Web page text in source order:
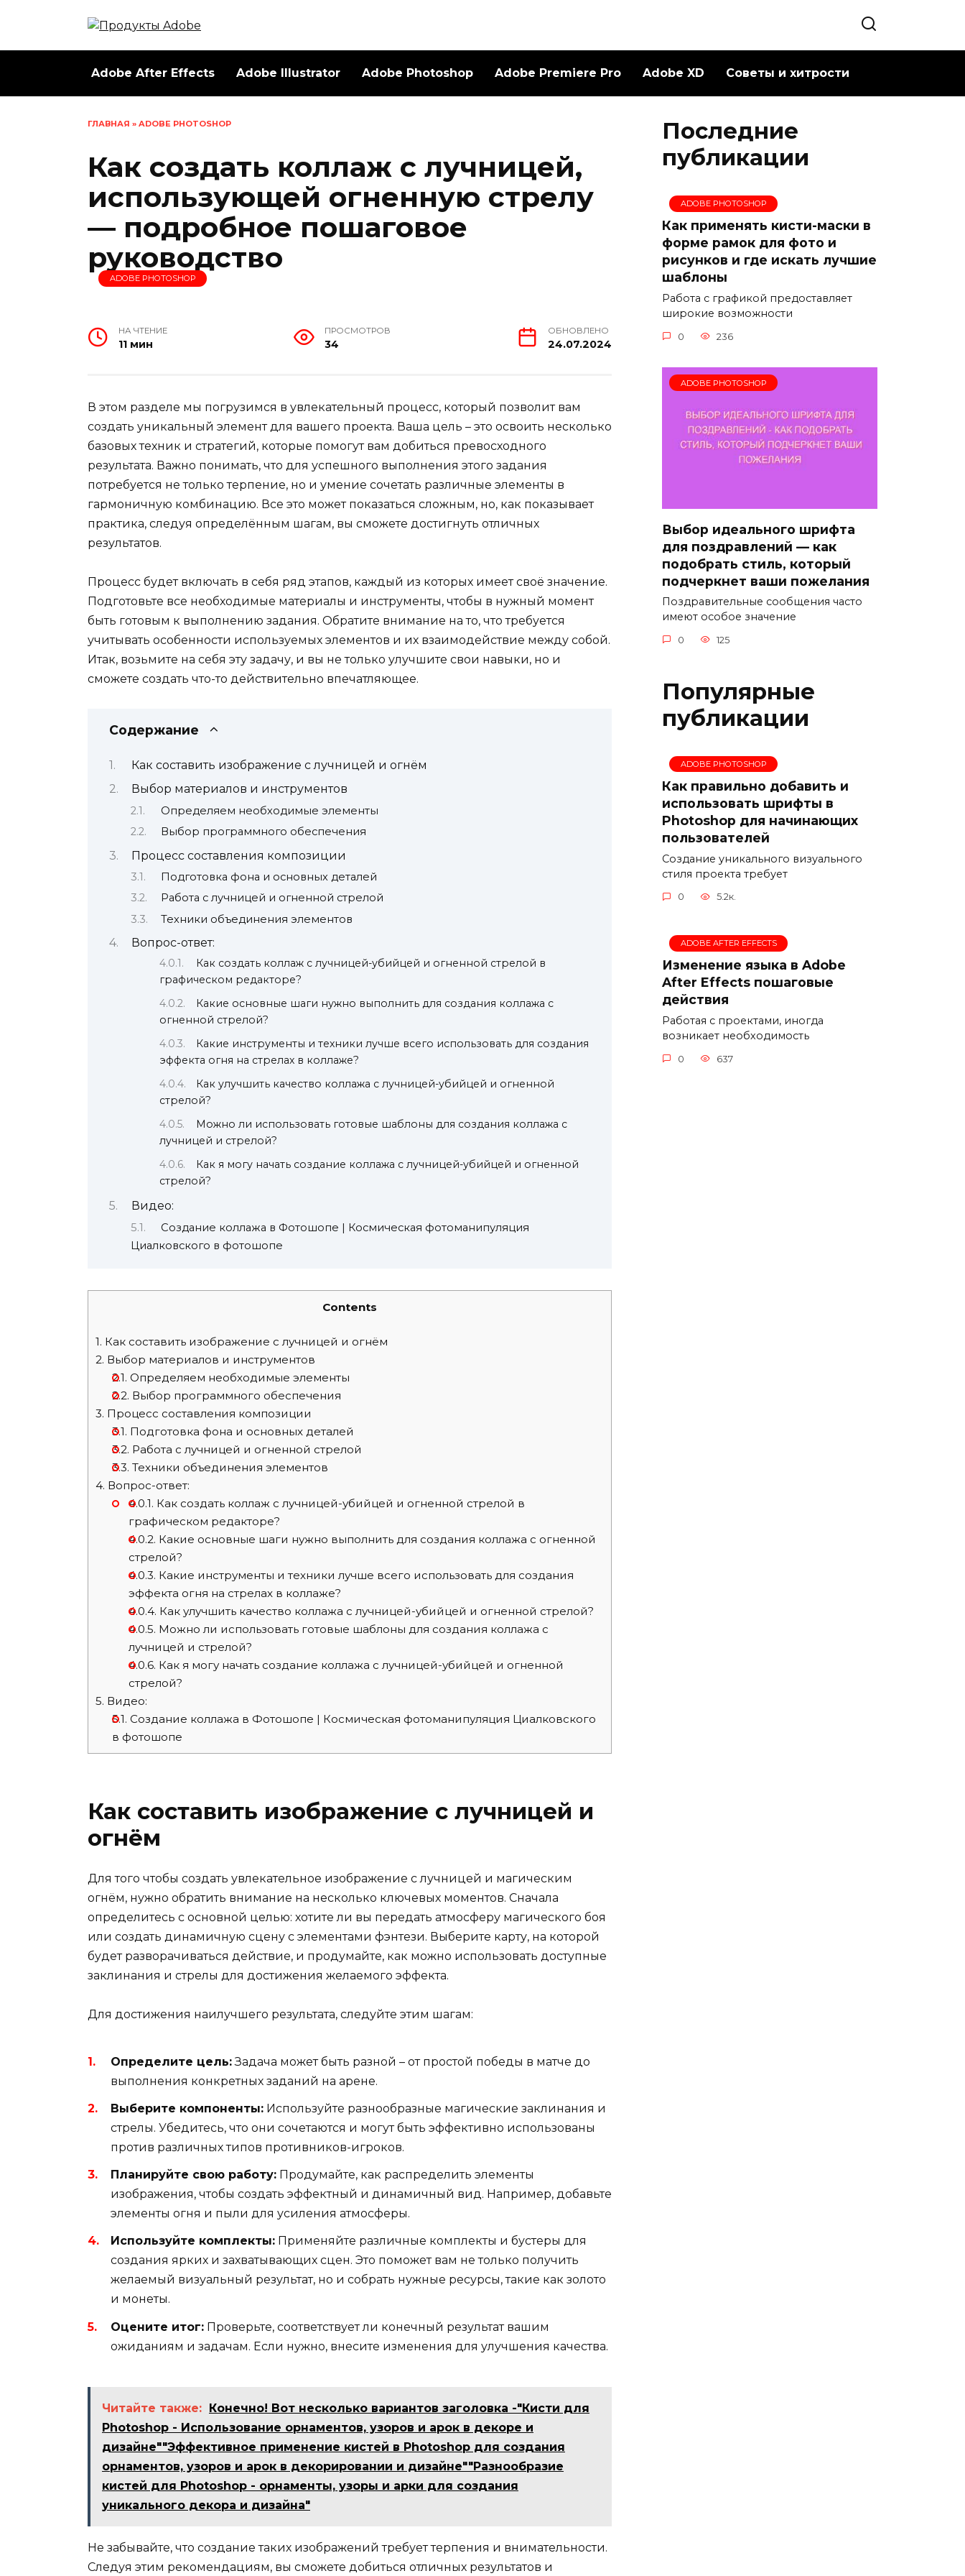
Adobe After Effects Adobe Illustrator Adobe Photoshop Adobe Premiere Pro Adobe XD Советы и хитрости
ГЛАВНАЯ » ADOBE PHOTOSHOP
Как создать коллаж с лучницей,
использующей огненную стрелу
— подробное пошаговое
руководство
ADOBE PHOTOSHOP
НА ЧТЕНИЕ
11 мин
ПРОСМОТРОВ
34
ОБНОВЛЕНО
24.07.2024
В этом разделе мы погрузимся в увлекательный процесс, который позволит вам
создать уникальный элемент для вашего проекта. Ваша цель – это освоить несколько
базовых техник и стратегий, которые помогут вам добиться превосходного
результата. Важно понимать, что для успешного выполнения этого задания
потребуется не только терпение, но и умение сочетать различные элементы в
гармоничную комбинацию. Все это может показаться сложным, но, как показывает
практика, следуя определённым шагам, вы сможете достигнуть отличных
результатов.
Процесс будет включать в себя ряд этапов, каждый из которых имеет своё значение.
Подготовьте все необходимые материалы и инструменты, чтобы в нужный момент
быть готовым к выполнению задания. Обратите внимание на то, что требуется
учитывать особенности используемых элементов и их взаимодействие между собой.
Итак, возьмите на себя эту задачу, и вы не только улучшите свои навыки, но и
сможете создать что-то действительно впечатляющее.
Содержание
Как составить изображение с лучницей и огнём
Выбор материалов и инструментов
Определяем необходимые элементы
Выбор программного обеспечения
Процесс составления композиции
Подготовка фона и основных деталей
Работа с лучницей и огненной стрелой
Техники объединения элементов
Вопрос-ответ:
Как создать коллаж с лучницей-убийцей и огненной стрелой в
графическом редакторе?
Какие основные шаги нужно выполнить для создания коллажа с
огненной стрелой?
Какие инструменты и техники лучше всего использовать для создания
эффекта огня на стрелах в коллаже?
Как улучшить качество коллажа с лучницей-убийцей и огненной
стрелой?
Можно ли использовать готовые шаблоны для создания коллажа с
лучницей и стрелой?
Как я могу начать создание коллажа с лучницей-убийцей и огненной
стрелой?
Видео:
Создание коллажа в Фотошопe | Космическая фотоманипуляция
Циалковского в фотошопе
Contents
1. Как составить изображение с лучницей и огнём
2. Выбор материалов и инструментов
2.1. Определяем необходимые элементы
2.2. Выбор программного обеспечения
3. Процесс составления композиции
3.1. Подготовка фона и основных деталей
3.2. Работа с лучницей и огненной стрелой
3.3. Техники объединения элементов
4. Вопрос-ответ:
4.0.1. Как создать коллаж с лучницей-убийцей и огненной стрелой в
графическом редакторе?
4.0.2. Какие основные шаги нужно выполнить для создания коллажа с огненной
стрелой?
4.0.3. Какие инструменты и техники лучше всего использовать для создания
эффекта огня на стрелах в коллаже?
4.0.4. Как улучшить качество коллажа с лучницей-убийцей и огненной стрелой?
4.0.5. Можно ли использовать готовые шаблоны для создания коллажа с
лучницей и стрелой?
4.0.6. Как я могу начать создание коллажа с лучницей-убийцей и огненной
стрелой?
5. Видео:
5.1. Создание коллажа в Фотошопe | Космическая фотоманипуляция Циалковского
в фотошопе
Как составить изображение с лучницей и
огнём
Для того чтобы создать увлекательное изображение с лучницей и магическим
огнём, нужно обратить внимание на несколько ключевых моментов. Сначала
определитесь с основной целью: хотите ли вы передать атмосферу магического боя
или создать динамичную сцену с элементами фэнтези. Выберите карту, на которой
будет разворачиваться действие, и продумайте, как можно использовать доступные
заклинания и стрелы для достижения желаемого эффекта.
Для достижения наилучшего результата, следуйте этим шагам:
Определите цель:Задача может быть разной – от простой победы в матче до
выполнения конкретных заданий на арене.
Выберите компоненты: Используйте разнообразные магические заклинания и
стрелы. Убедитесь, что они сочетаются и могут быть эффективно использованы
против различных типов противников-игроков.
Планируйте свою работу: Продумайте, как распределить элементы
изображения, чтобы создать эффектный и динамичный вид. Например, добавьте
элементы огня и пыли для усиления атмосферы.
Используйте комплекты: Применяйте различные комплекты и бустеры для
создания ярких и захватывающих сцен. Это поможет вам не только получить
желаемый визуальный результат, но и собрать нужные ресурсы, такие как золото
и монеты.
Оцените итог: Проверьте, соответствует ли конечный результат вашим
ожиданиям и задачам. Если нужно, внесите изменения для улучшения качества.
Читайте также: Конечно! Вот несколько вариантов заголовка -"Кисти для
Photoshop - Использование орнаментов, узоров и арок в декоре и
дизайне""Эффективное применение кистей в Photoshop для создания
орнаментов, узоров и арок в декорировании и дизайне""Разнообразие
кистей для Photoshop - орнаменты, узоры и арки для создания
уникального декора и дизайна"
Не забывайте, что создание таких изображений требует терпения и внимательности.
Следуя этим рекомендациям, вы сможете добиться отличных результатов и
Последние
публикации
ADOBE PHOTOSHOP
Как применять кисти-маски в
форме рамок для фото и
рисунков и где искать лучшие
шаблоны
Работа с графикой предоставляет
широкие возможности
0 236
ADOBE PHOTOSHOP
Выбор идеального шрифта
для поздравлений — как
подобрать стиль, который
подчеркнет ваши пожелания
Поздравительные сообщения часто
имеют особое значение
0 125
Популярные
публикации
ADOBE PHOTOSHOP
Как правильно добавить и
использовать шрифты в
Photoshop для начинающих
пользователей
Создание уникального визуального
стиля проекта требует
0 5.2к.
ADOBE AFTER EFFECTS
Изменение языка в Adobe
After Effects пошаговые
действия
Работая с проектами, иногда
возникает необходимость
0 637